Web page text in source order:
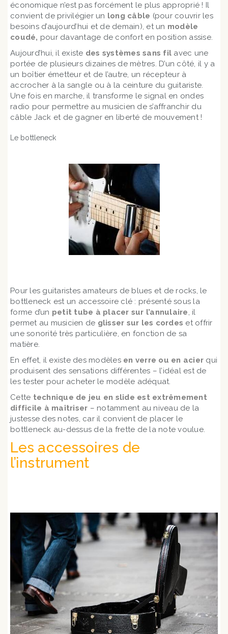
économique n’est pas forcément le plus approprié ! Il
convient de privilégier un long câble (pour couvrir les
besoins d’aujourd’hui et de demain), et un modèle
coudé, pour davantage de confort en position assise.
Aujourd’hui, il existe des systèmes sans fil avec une
portée de plusieurs dizaines de mètres. D’un côté, il y a
un boîtier émetteur et de l’autre, un récepteur à
accrocher à la sangle ou à la ceinture du guitariste.
Une fois en marche, il transforme le signal en ondes
radio pour permettre au musicien de s’affranchir du
câble Jack et de gagner en liberté de mouvement !
Le bottleneck
Pour les guitaristes amateurs de blues et de rocks, le
bottleneck est un accessoire clé : présenté sous la
forme d’un petit tube à placer sur l’annulaire, il
permet au musicien de glisser sur les cordes et offrir
une sonorité très particulière, en fonction de sa
matière.
En effet, il existe des modèles en verre ou en acier qui
produisent des sensations différentes – l’idéal est de
les tester pour acheter le modèle adéquat.
Cette technique de jeu en slide est extrêmement
difficile à maîtriser – notamment au niveau de la
justesse des notes, car il convient de placer le
bottleneck au-dessus de la frette de la note voulue.
Les accessoires de
l’instrument